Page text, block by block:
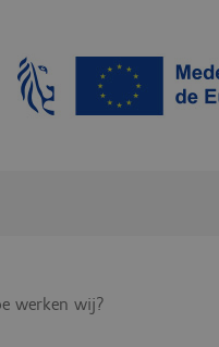
werken wij?